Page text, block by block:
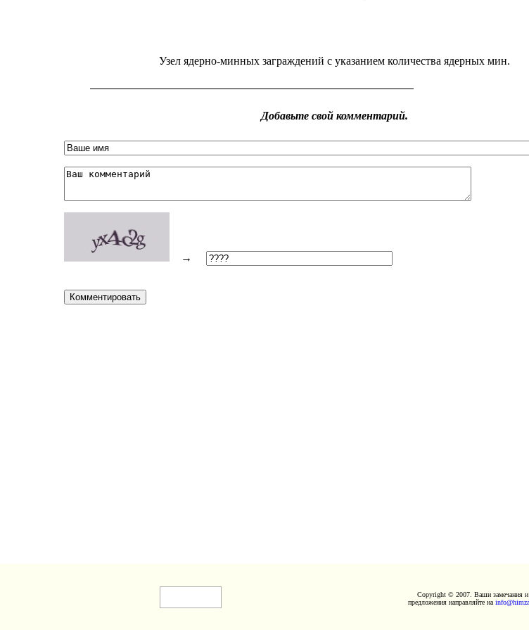
Узел ядерно-минных заграждений с указанием количества ядерных мин.
→
Copyright © 2007. Ваши замечания и
предложения направляйте на